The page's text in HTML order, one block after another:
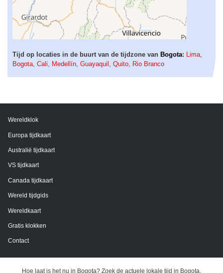
Tijd op locaties in de buurt van de tijdzone van Bogota: Lima
Bogota Cali Medellín Guayaquil Quito Rio Branco
Wereldklok
Europa tijdkaart
Australië tijdkaart
VS tijdkaart
Canada tijdkaart
Wereld tijdgids
Wereldkaart
Gratis klokken
Contact
Hoe laat is het nu in Bogota? Zoek de actuele lokale tijd in Bogota,